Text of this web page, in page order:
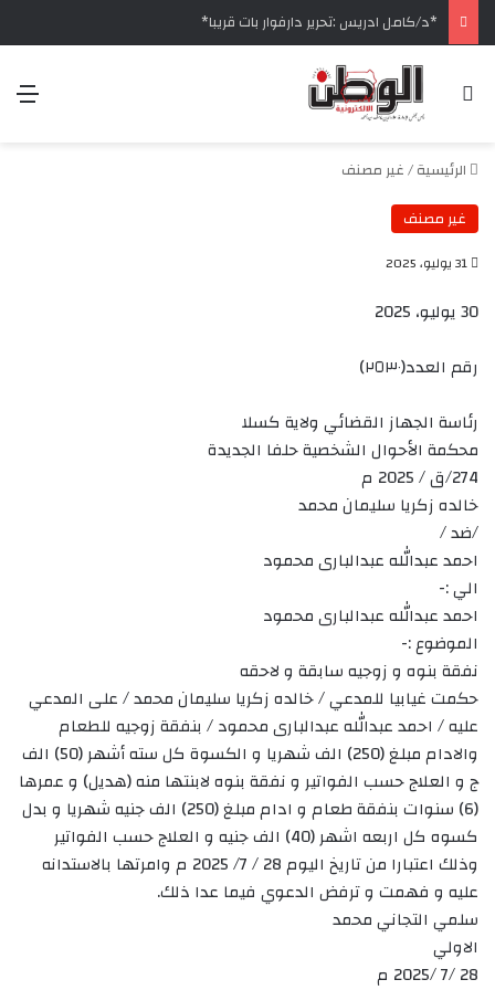
‏*د/كامل ادريس :تحرير دارفوار بات قريبا*
بحث عن
الرئيسية/غير مصنف
غير مصنف
31 يوليو، 2025
30 يوليو، 2025
رقم العدد(٢٥٣٠)
رئاسة الجهاز القضائي ولاية كسلا
محكمة الأحوال الشخصية حلفا الجديدة
274/ق / 2025 م
خالده زكريا سليمان محمد
/ضد /
احمد عبدالله عبدالبارى محمود
الي :-
احمد عبدالله عبدالبارى محمود
الموضوع :-
نفقة بنوه و زوجيه سابقة و لاحقه
حكمت غيابيا للمدعي / خالده زكريا سليمان محمد / على المدعي
عليه / احمد عبدالله عبدالبارى محمود / بنفقة زوجيه للطعام
والادام مبلغ (250) الف شهريا و الكسوة كل سته أشهر (50) الف
ج و العلاج حسب الفواتير و نفقة بنوه لابنتها منه (هديل) و عمرها
(6) سنوات بنفقة طعام و ادام مبلغ (250) الف جنيه شهريا و بدل
كسوه كل اربعه اشهر (40) الف جنيه و العلاج حسب الفواتير
وذلك اعتبارا من تاريخ اليوم 28 / 7/ 2025 م وامرتها بالاستدانه
عليه و فهمت و ترفض الدعوي فيما عدا ذلك.
سلمي التجاني محمد
الاولي
28 /7 /2025 م